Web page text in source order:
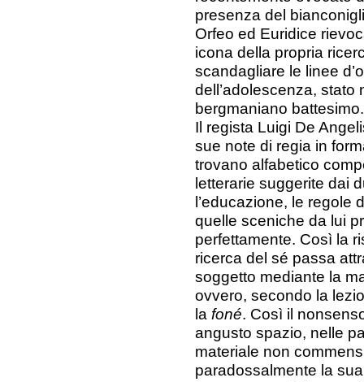
presenza del
Orfeo ed Euridice
icona della propria
scandagliare le linee
dell’adolescenza, stato
bergmaniano battesimo.
Il regista Luigi De
sue note di regia in
trovano alfabetico
letterarie suggerite dai
l’educazione, le regole
quelle sceniche da lui
perfettamente. Così la
ricerca del sé passa
soggetto mediante la
ovvero, secondo la
la foné. Così il
angusto spazio, nelle
materiale non
paradossalmente la